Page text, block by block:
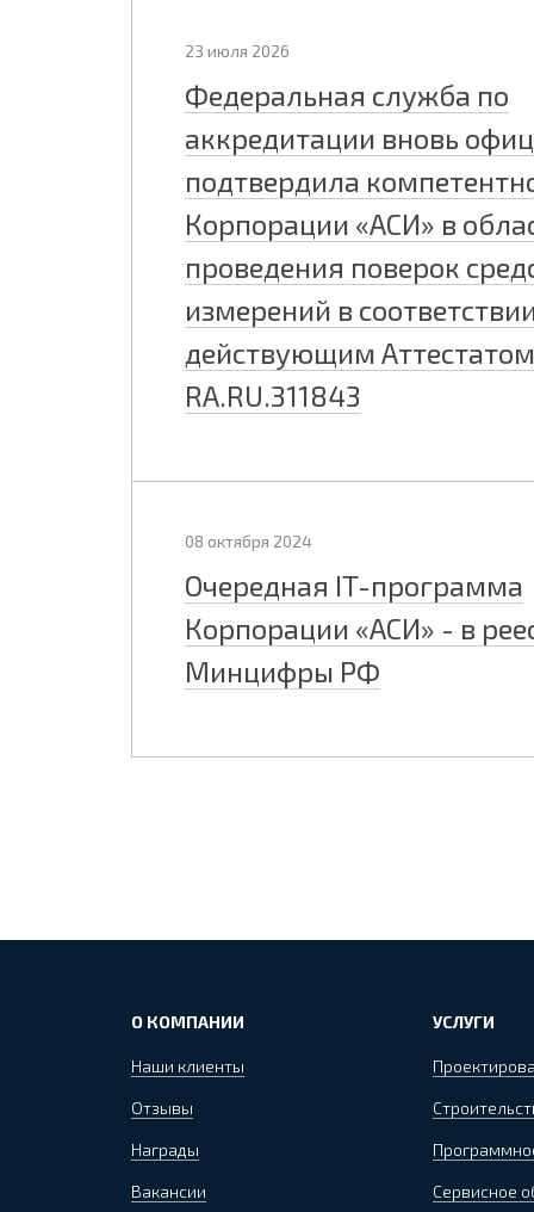
23 июля 2026
Федеральная служба по
аккредитации вновь
подтвердила
Корпорации «АСИ» в
проведения поверок
измерений в
действующим Аттестатом
RA.RU.311843
08 октября 2024
Очередная IT-программа
Корпорации «АСИ» - в
Минцифры РФ
О КОМПАНИИ
Наши клиенты
Отзывы
Награды
Вакансии
УСЛУГИ
Сервисное